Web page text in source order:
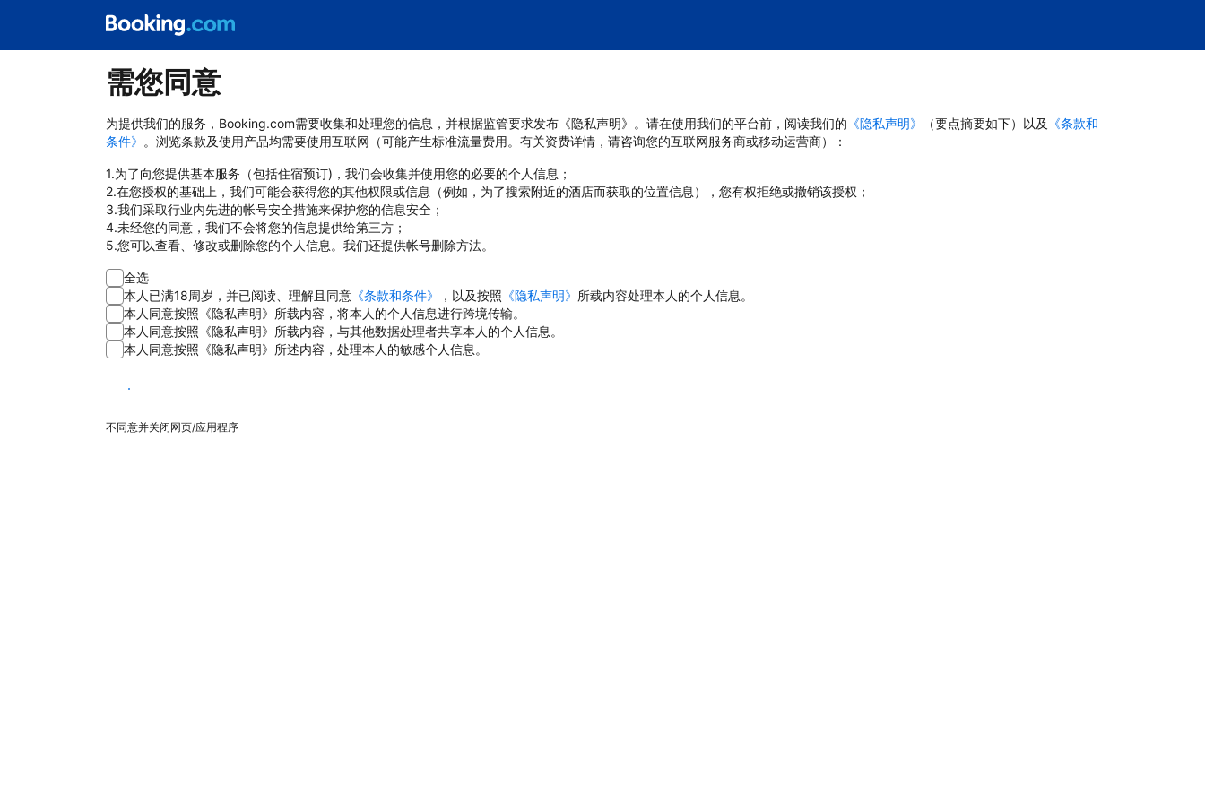
需您同意
为提供我们的服务，Booking.com需要收集和处理您的信息，并根据监管要求发布《隐私声明》。请在使用我们的平台前，阅读我们的 《隐私声明》 （要点摘要如下）以及 《条款和
条件》 。浏览条款及使用产品均需要使用互联网（可能产生标准流量费用。有关资费详情，请咨询您的互联网服务商或移动运营商）：
1.为了向您提供基本服务（包括住宿预订)，我们会收集并使用您的必要的个人信息；
2.在您授权的基础上，我们可能会获得您的其他权限或信息（例如，为了搜索附近的酒店而获取的位置信息），您有权拒绝或撤销该授权；
3.我们采取行业内先进的帐号安全措施来保护您的信息安全；
4.未经您的同意，我们不会将您的信息提供给第三方；
5.您可以查看、修改或删除您的个人信息。我们还提供帐号删除方法。
全选
本人已满18周岁，并已阅读、理解且同意 《条款和条件》 ，以及按照 《隐私声明》 所载内容处理本人的个人信息。
本人同意按照《隐私声明》所载内容，将本人的个人信息进行跨境传输。
本人同意按照《隐私声明》所载内容，与其他数据处理者共享本人的个人信息。
本人同意按照《隐私声明》所述内容，处理本人的敏感个人信息。
同意
不同意并关闭网页/应用程序